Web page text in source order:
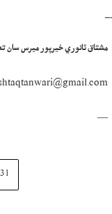
مشتاق ٽانوري خيرپور ميرس سان
—